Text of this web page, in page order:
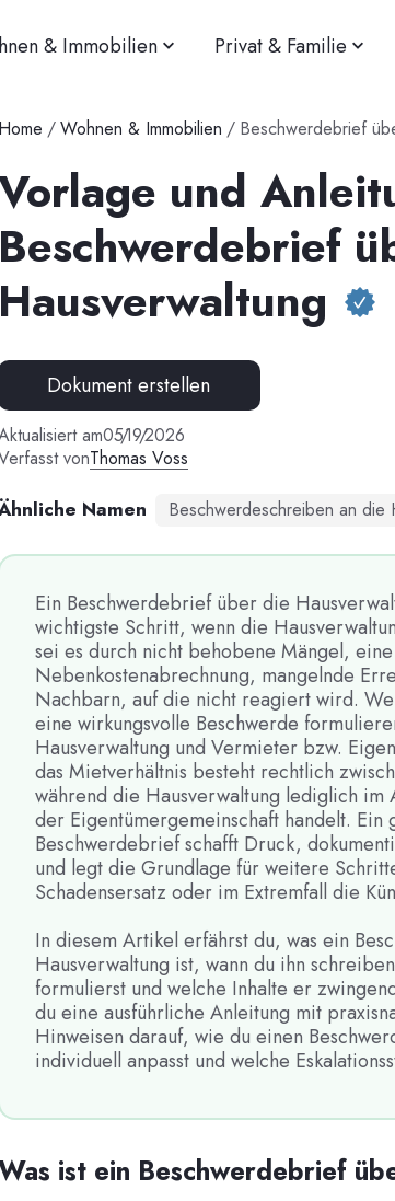
& Immobilien Privat & Familie
Home /Wohnen & Immobilien / Beschwerdebrief
und
Beschwerdebrief
Hausverwaltung
Dokument erstellen
am05/19/2026
vonThomas Voss
Namen Beschwerdeschreiben an die
Ein Beschwerdebrief über die
wichtigste Schritt, wenn die
sei es durch nicht behobene Mängel,
Nebenkostenabrechnung, mangelnde
Nachbarn, auf die nicht reagiert wird.
eine wirkungsvolle Beschwerde
Hausverwaltung und Vermieter bzw.
das Mietverhältnis besteht rechtlich
während die Hausverwaltung lediglich im
der Eigentümergemeinschaft handelt. Ein
Beschwerdebrief schafft Druck,
und legt die Grundlage für weitere
Schadensersatz oder im Extremfall die
In diesem Artikel erfährst du, was ein
Hausverwaltung ist, wann du ihn
formulierst und welche Inhalte er
du eine ausführliche Anleitung mit
Hinweisen darauf, wie du einen
individuell anpasst und welche
ist ein Beschwerdebrief